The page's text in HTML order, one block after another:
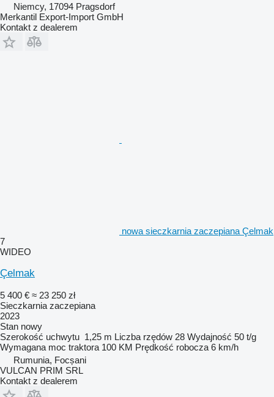
Niemcy, 17094 Pragsdorf
Merkantil Export-Import GmbH
Kontakt z dealerem
nowa sieczkarnia zaczepiana Çelmak
7
WIDEO
Çelmak
5 400 € ≈ 23 250 zł
Sieczkarnia zaczepiana
2023
Stan nowy
Szerokość uchwytu 1,25 m Liczba rzędów 28 Wydajność 50 t/g
Wymagana moc traktora 100 KM Prędkość robocza 6 km/h
Rumunia, Focșani
VULCAN PRIM SRL
Kontakt z dealerem